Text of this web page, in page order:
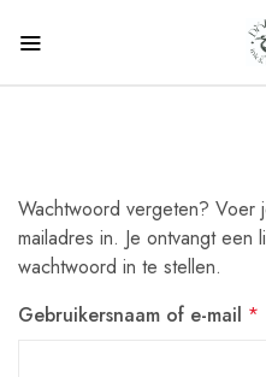
Wachtwoord vergeten? Voer
mailadres in. Je ontvangt een
wachtwoord in te stellen.
Gebruikersnaam of e-mail *